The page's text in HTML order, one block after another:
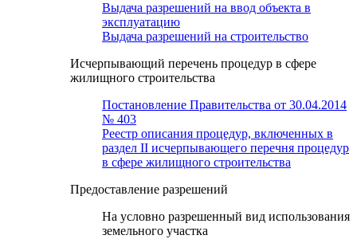
Выдача разрешений на ввод объекта в
эксплуатацию
Выдача разрешений на строительство
Исчерпывающий перечень процедур в сфере
жилищного строительства
Постановление Правительства от 30.04.2014
№ 403
Реестр описания процедур, включенных в
раздел II исчерпывающего перечня процедур
в сфере жилищного строительства
Предоставление разрешений
На условно разрешенный вид использования
земельного участка